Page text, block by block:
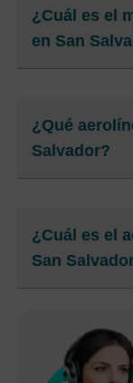
¿Cuál es el
en San
¿Qué
Salvador?
¿Cuál es el
San